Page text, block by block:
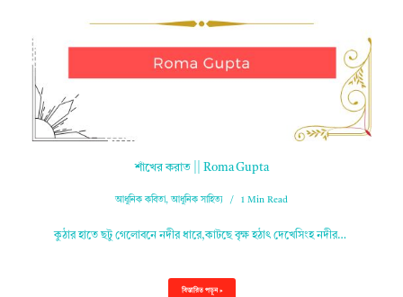
শাঁখের করাত || Roma Gupta
আধুনিক কবিতা,আধুনিক সাহিত্য 1 Min Read
কুঠার হাতে ছটু গেলোবনে নদীর ধারে,কাটছে বৃক্ষ হঠাৎ দেখেসিংহ নদীর…
বিস্তারিত পড়ুন »